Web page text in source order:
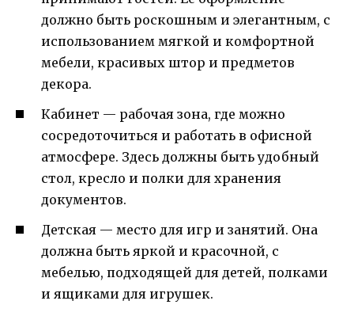
должно быть роскошным и элегантным, с
использованием мягкой и комфортной
мебели, красивых штор и предметов
декора.
Кабинет — рабочая зона, где можно
сосредоточиться и работать в офисной
атмосфере. Здесь должны быть удобный
стол, кресло и полки для хранения
документов.
Детская — место для игр и занятий. Она
должна быть яркой и красочной, с
мебелью, подходящей для детей, полками
и ящиками для игрушек.